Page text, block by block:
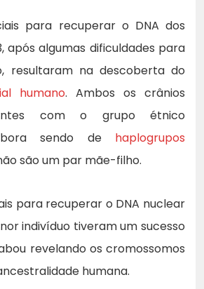
para recuperar o DNA dos
após algumas dificuldades para
resultaram na descoberta do
humano. Ambos os crânios
com o grupo étnico
sendo de haplogrupos
são um par mãe-filho.
para recuperar o DNA nuclear
indivíduo tiveram um sucesso
revelando os cromossomos
humana.